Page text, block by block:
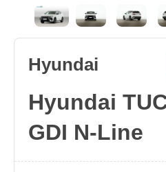
Hyundai
Hyundai
GDI N-Line